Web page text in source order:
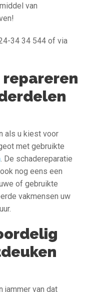
van
34 34 544 of via
als u kiest voor
met gebruikte
. De schadereparatie
nog eens een
of gebruikte
vakmensen uw
jammer van dat